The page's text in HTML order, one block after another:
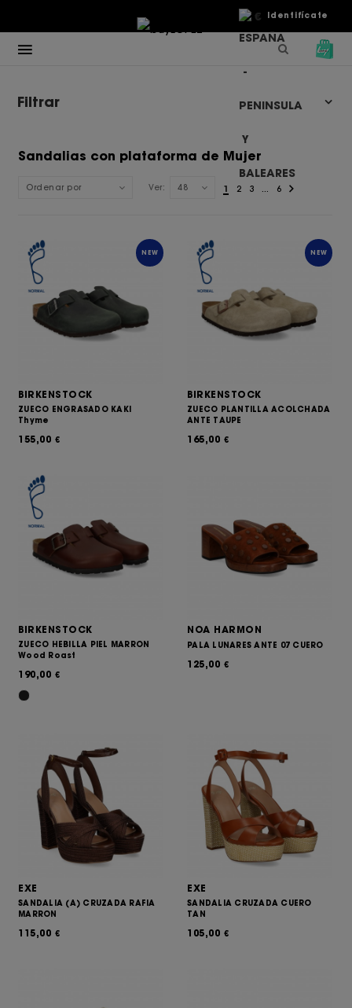
Identifícate
€
Sandalias con plataforma de Mujer
Ordenar por Ver: 48 1 2 3 6
NEW
BIRKENSTOCK
ZUECO ENGRASADO KAKI
Thyme
155,00 €
NEW
BIRKENSTOCK
ZUECO PLANTILLA ACOLCHADA
ANTE TAUPE
165,00 €
BIRKENSTOCK
ZUECO HEBILLA PIEL MARRON
Wood Roast
190,00 €
NOA HARMON
PALA LUNARES ANTE 07 CUERO
125,00 €
EXE
SANDALIA (A) CRUZADA RAFIA
MARRON
115,00 €
EXE
SANDALIA CRUZADA CUERO
TAN
105,00 €
Filtrar